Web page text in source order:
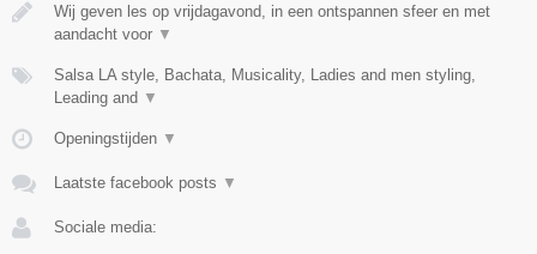
Wij geven les op vrijdagavond, in een ontspannen sfeer en met
aandacht voor ▼
Salsa LA style, Bachata, Musicality, Ladies and men styling,
Leading and ▼
Openingstijden ▼
Laatste facebook posts ▼
Sociale media: